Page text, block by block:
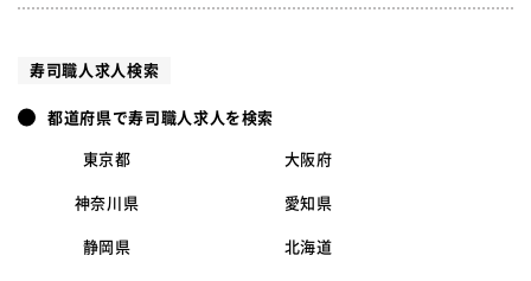
寿司職人求人検索
都道府県で寿司職人求人を検索
東京都 大阪府
神奈川県 愛知県
静岡県 北海道